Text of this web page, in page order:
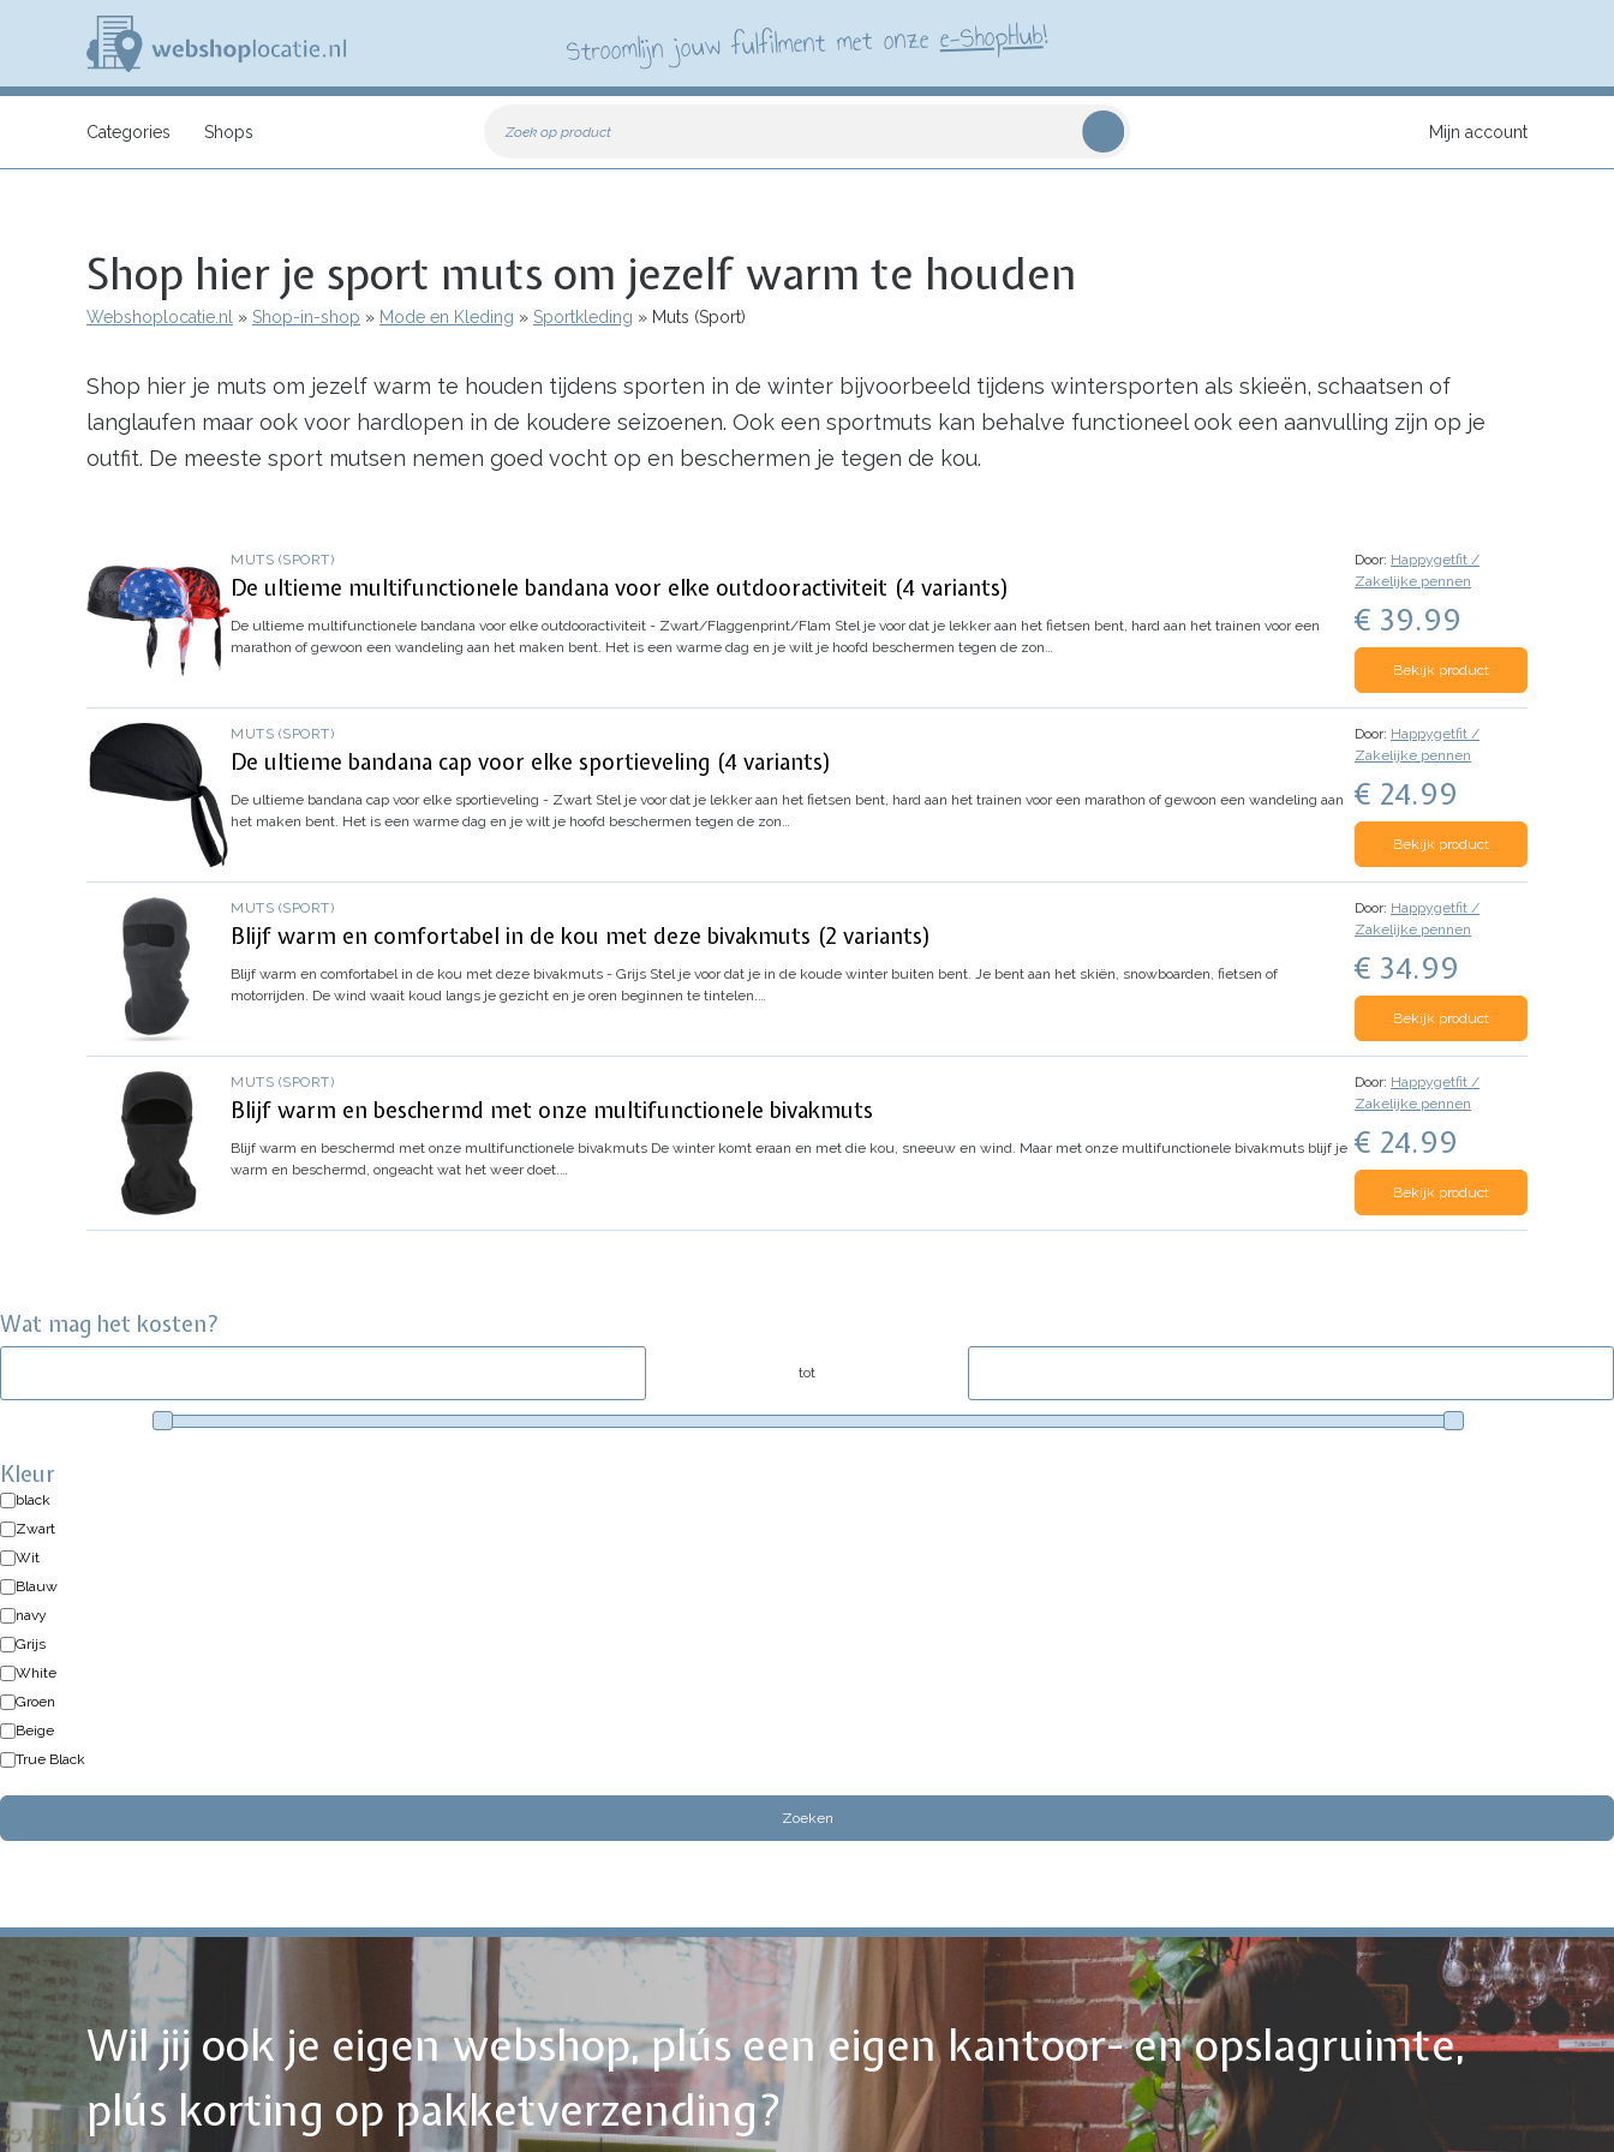
inhoud
e
s
o
a
e
n
Stroomlijn jouw fulfilment met onzee-ShopHub!
Zoek op product
Categories Shops Mijn account
Shop hier je sport muts om jezelf warm te houden
Kruimelpad
Webshoplocatie.nl Shop-in-shop Mode en Kleding Sportkleding Muts (Sport)
Shop hier je muts om jezelf warm te houden tijdens sporten in de winter bijvoorbeeld tijdens wintersporten als skieën, schaatsen of
langlaufen maar ook voor hardlopen in de koudere seizoenen. Ook een sportmuts kan behalve functioneel ook een aanvulling zijn op je
outfit. De meeste sport mutsen nemen goed vocht op en beschermen je tegen de kou.
MUTS (SPORT)
De ultieme multifunctionele bandana voor elke outdooractiviteit (4 variants)
De ultieme multifunctionele bandana voor elke outdooractiviteit - Zwart/Flaggenprint/Flam Stel je voor dat je lekker aan het fietsen bent, hard aan het trainen voor een
marathon of gewoon een wandeling aan het maken bent. Het is een warme dag en je wilt je hoofd beschermen tegen de zon…
Door: Happygetfit /
Zakelijke pennen
€ 39.99
Bekijk product
MUTS (SPORT)
De ultieme bandana cap voor elke sportieveling (4 variants)
De ultieme bandana cap voor elke sportieveling - Zwart Stel je voor dat je lekker aan het fietsen bent, hard aan het trainen voor een marathon of gewoon een wandeling aan
het maken bent. Het is een warme dag en je wilt je hoofd beschermen tegen de zon…
Door: Happygetfit /
Zakelijke pennen
€ 24.99
Bekijk product
MUTS (SPORT)
Blijf warm en comfortabel in de kou met deze bivakmuts (2 variants)
Blijf warm en comfortabel in de kou met deze bivakmuts - Grijs Stel je voor dat je in de koude winter buiten bent. Je bent aan het skiën, snowboarden, fietsen of
motorrijden. De wind waait koud langs je gezicht en je oren beginnen te tintelen.…
Door: Happygetfit /
Zakelijke pennen
€ 34.99
Bekijk product
MUTS (SPORT)
Blijf warm en beschermd met onze multifunctionele bivakmuts
Blijf warm en beschermd met onze multifunctionele bivakmuts De winter komt eraan en met die kou, sneeuw en wind. Maar met onze multifunctionele bivakmuts blijf je
warm en beschermd, ongeacht wat het weer doet.…
Door: Happygetfit /
Zakelijke pennen
€ 24.99
Bekijk product
Wat mag het kosten?
tot
Kleur
black
Zwart
Wit
Blauw
navy
Grijs
White
Groen
Beige
True Black
Wil jij ook je eigen webshop, plús een eigen kantoor- en opslagruimte,
plús korting op pakketverzending?